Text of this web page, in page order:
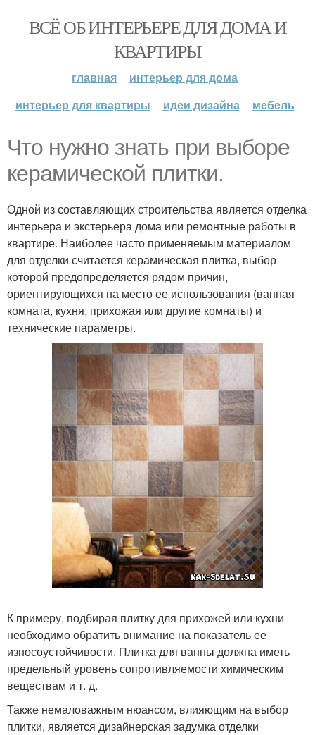
ВСЁ ОБ ИНТЕРЬЕРЕ ДЛЯ ДОМА И
КВАРТИРЫ
главная
интерьер для дома
интерьер для квартиры
идеи дизайна мебель
Что нужно знать при выборе
керамической плитки.
Одной из составляющих строительства является отделка
интерьера и экстерьера дома или ремонтные работы в
квартире. Наиболее часто применяемым материалом
для отделки считается керамическая плитка, выбор
которой предопределяется рядом причин,
ориентирующихся на место ее использования (ванная
комната, кухня, прихожая или другие комнаты) и
технические параметры.
К примеру, подбирая плитку для прихожей или кухни
необходимо обратить внимание на показатель ее
износоустойчивости. Плитка для ванны должна иметь
предельный уровень сопротивляемости химическим
веществам и т. д.
Также немаловажным нюансом, влияющим на выбор
плитки, является дизайнерская задумка отделки